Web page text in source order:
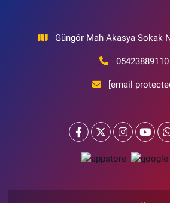
Güngör Mah Akasya Sokak
05423889110
[email